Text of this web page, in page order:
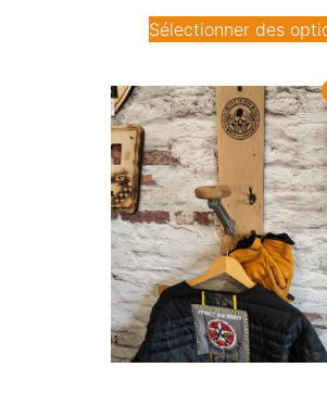
Sélectionner des